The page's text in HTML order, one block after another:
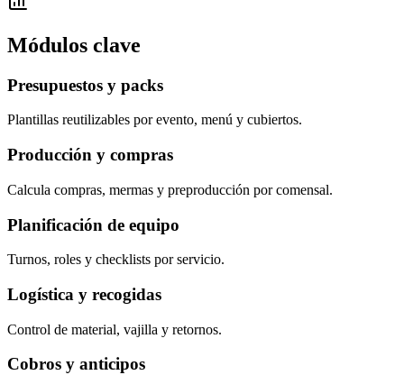
Módulos clave
Presupuestos y packs
Plantillas reutilizables por evento, menú y cubiertos.
Producción y compras
Calcula compras, mermas y preproducción por comensal.
Planificación de equipo
Turnos, roles y checklists por servicio.
Logística y recogidas
Control de material, vajilla y retornos.
Cobros y anticipos